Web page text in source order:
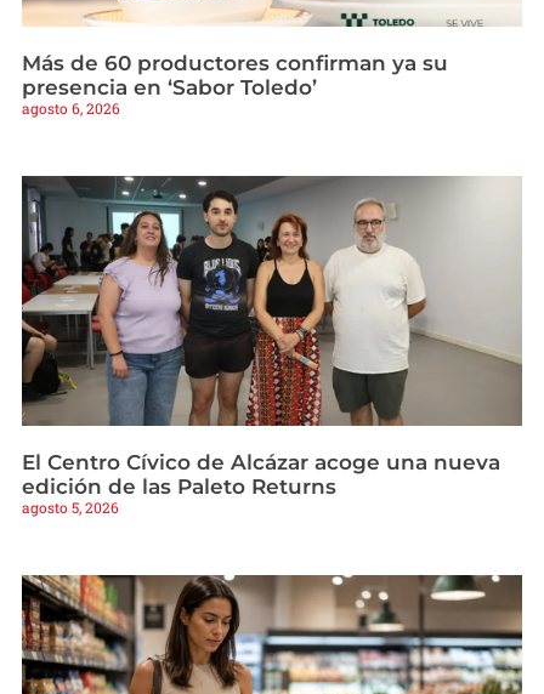
Más de 60 productores confirman ya su
presencia en ‘Sabor Toledo’
agosto 6, 2026
El Centro Cívico de Alcázar acoge una nueva
edición de las Paleto Returns
agosto 5, 2026